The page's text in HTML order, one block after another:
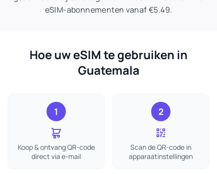
eSIM-abonnementen vanaf €5.49.
Hoe uw eSIM te gebruiken in
Guatemala
1
Koop & ontvang QR-code
direct via e-mail
2
Scan de QR-code in
apparaatinstellingen